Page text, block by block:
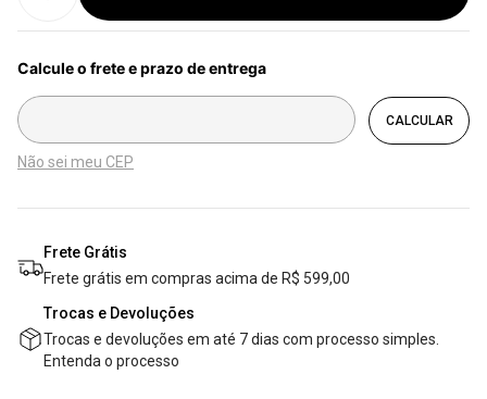
Não sei meu CEP
Frete Grátis
Frete grátis em compras acima de R$ 599,00
Trocas e Devoluções
Trocas e devoluções em até 7 dias com processo simples.
Entenda o processo